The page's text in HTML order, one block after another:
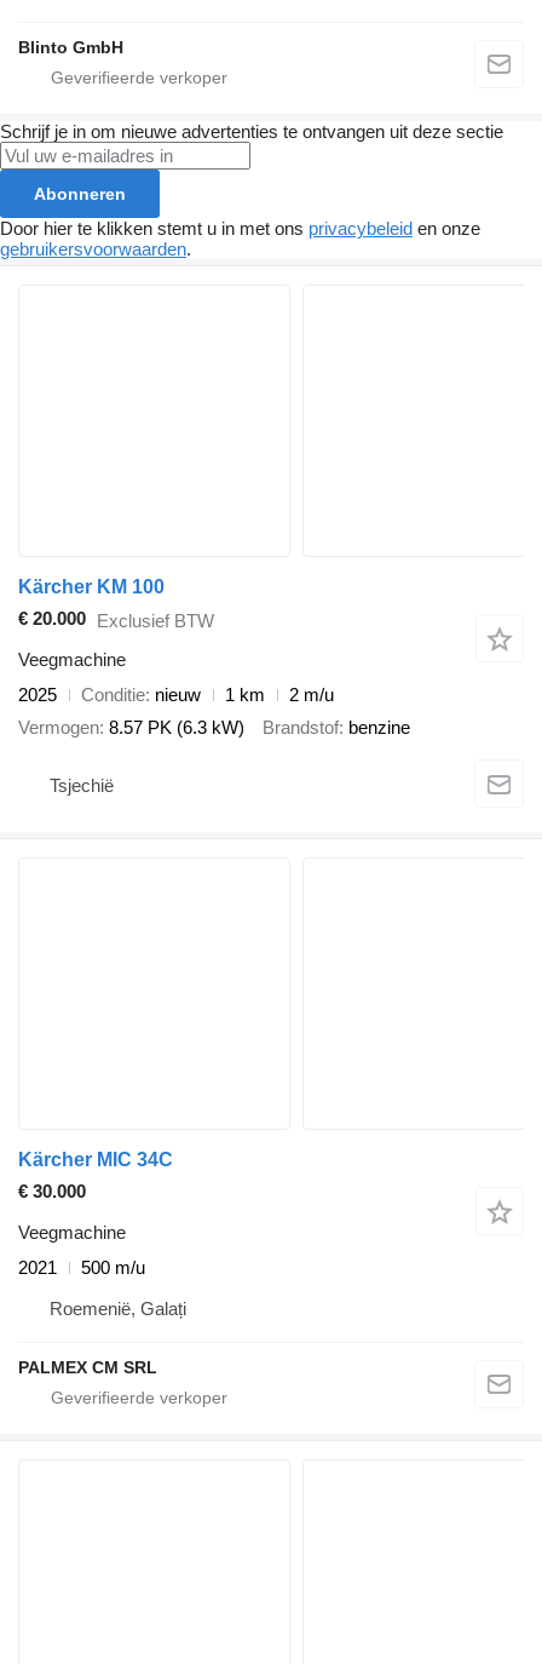
Blinto GmbH
Schrijf je in om nieuwe advertenties te ontvangen uit deze sectie
Abonneren
Door hier te klikken stemt u in met ons privacybeleid en onze
gebruikersvoorwaarden.
Kärcher KM 100
€ 20.000 Exclusief BTW
Veegmachine
2025
Conditie nieuw 1 km
2 m/u
Vermogen 8.57 PK (6.3 kW) Brandstof benzine
Tsjechië
Kärcher MIC 34C
€ 30.000
Veegmachine
2021
500 m/u
Roemenië, Galați
PALMEX CM SRL